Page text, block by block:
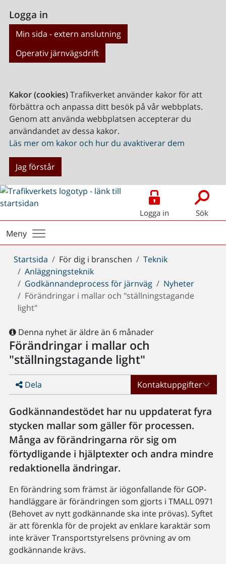
Logga in
Min sida - extern anslutning
Operativ järnvägsdrift
Kakor (cookies)Trafikverket använder kakor för att
förbättra och anpassa ditt besök på vår webbplats.
Genom att använda webbplatsen accepterar du
användandet av dessa kakor.
Läs mer om kakor och hur du avaktiverar dem
Jag förstår
Logga in Sök
Meny
Du
är
här:
Startsida För dig i branschen
Teknik
Anläggningsteknik
Godkännandeprocess för järnväg
Nyheter
Förändringar i mallar och "ställningstagande
light"
Denna nyhet är äldre än 6 månader
Förändringar i mallar och
"ställningstagande light"
Dela Kontaktuppgifter
Godkännandestödet har nu uppdaterat fyra
stycken mallar som gäller för processen.
Många av förändringarna rör sig om
förtydligande i hjälptexter och andra mindre
redaktionella ändringar.
En förändring som främst är iögonfallande för GOP-
handläggare är förändringen som gjorts i TMALL 0971
(Behovet av nytt godkännande ska inte prövas). Syftet
är att förenkla för de projekt av enklare karaktär som
inte kräver Transportstyrelsens prövning av om
godkännande krävs.